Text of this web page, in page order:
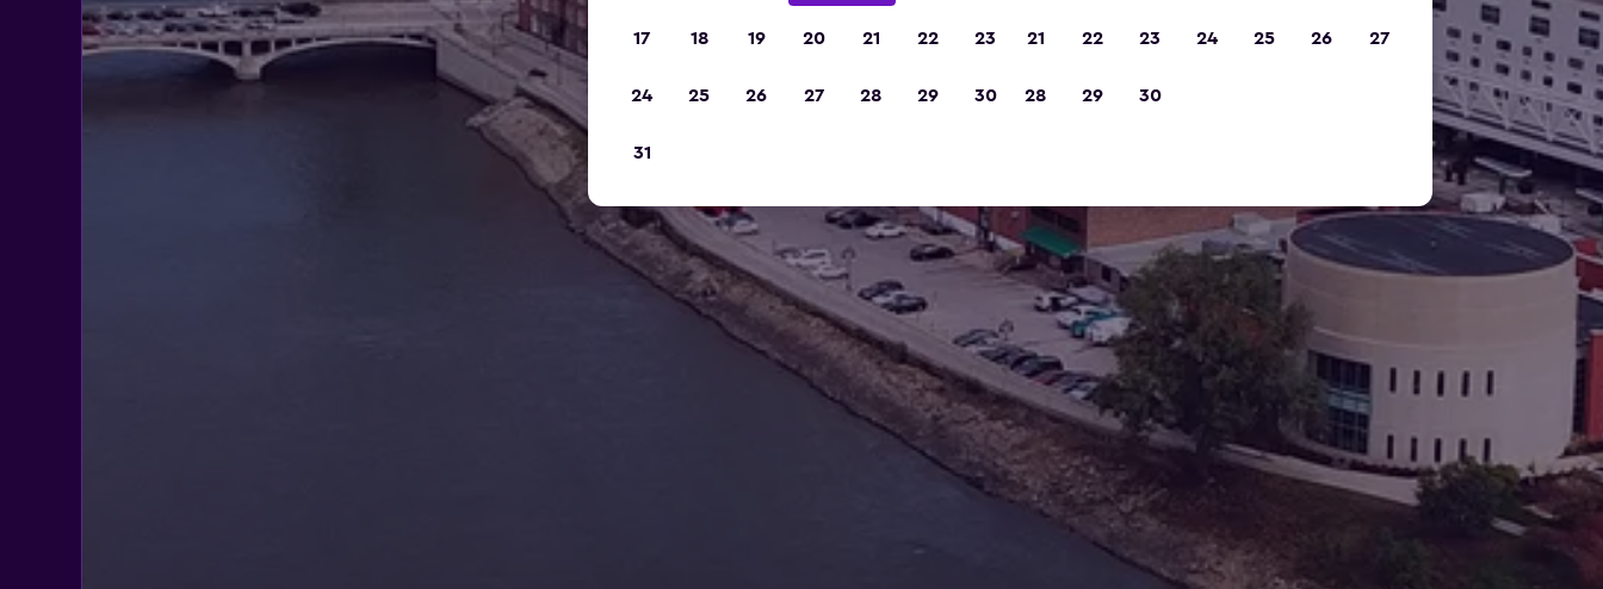
17 18 19 20 21 22 23
24 25 26 27 28 29 30
31
21 22 23 24 25 26 27
28 29 30